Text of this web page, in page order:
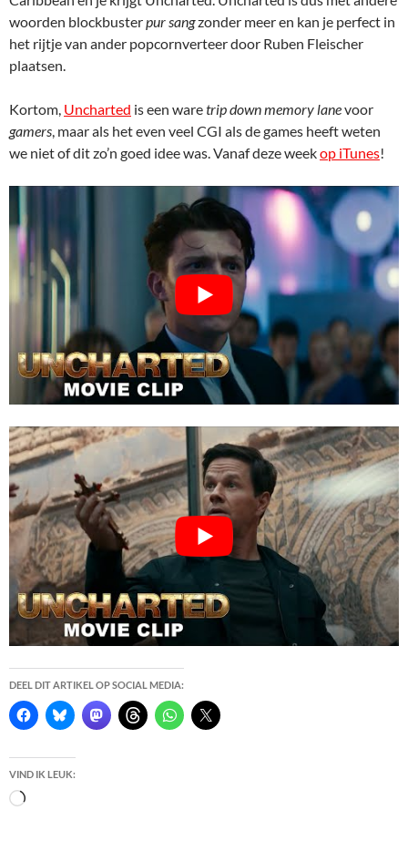
woorden blockbusterpur sangzonder meer en kan je perfect in
het rijtje van ander popcornverteer door Ruben Fleischer
plaatsen.
Kortom, Uncharted is een waretrip down memory lanevoor
gamers, maar als het even veel CGI als de games heeft weten
we niet of dit zo’n goed idee was. Vanaf deze weekop iTunes!
DEEL DIT ARTIKEL OP SOCIAL MEDIA:
VIND IK LEUK:
Bezig